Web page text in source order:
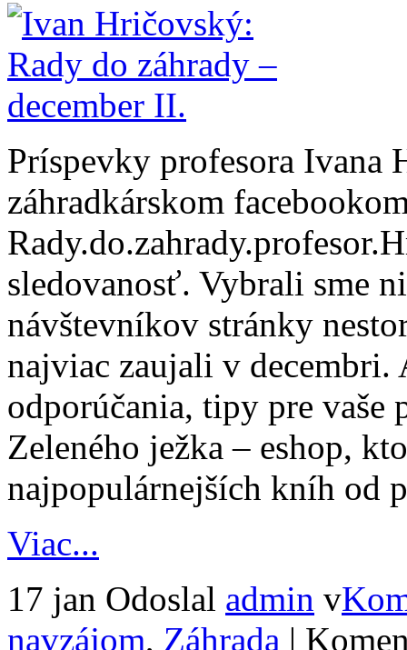
Príspevky profesora Ivana
záhradkárskom
sledovanosť. Vybrali sme
návštevníkov stránky
najviac zaujali v
odporúčania, tipy pre vaše
Zeleného ježka – eshop,
najpopulárnejších kníh od
Viac...
17 jan Odoslal admin v
navzájom, Záhrada |